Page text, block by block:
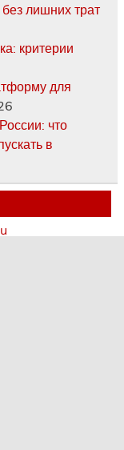
лишних трат
критерии
для
что
в